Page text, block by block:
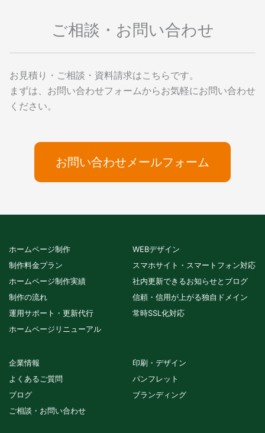
ご相談・お問い合わせ
お見積り・ご相談・資料請求はこちらです。
まずは、お問い合わせフォームからお気軽にお問い合わせ
ください。
お問い合わせメールフォーム
ホームページ制作
制作料金プラン
ホームページ制作実績
制作の流れ
運用サポート・更新代行
ホームページリニューアル
WEBデザイン
スマホサイト・スマートフォン対応
社内更新できるお知らせとブログ
信頼・信用が上がる独自ドメイン
常時SSL化対応
企業情報
よくあるご質問
ブログ
ご相談・お問い合わせ
印刷・デザイン
パンフレット
ブランディング